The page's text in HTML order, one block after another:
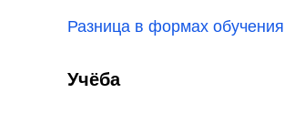
Разница в формах обучения
Учёба